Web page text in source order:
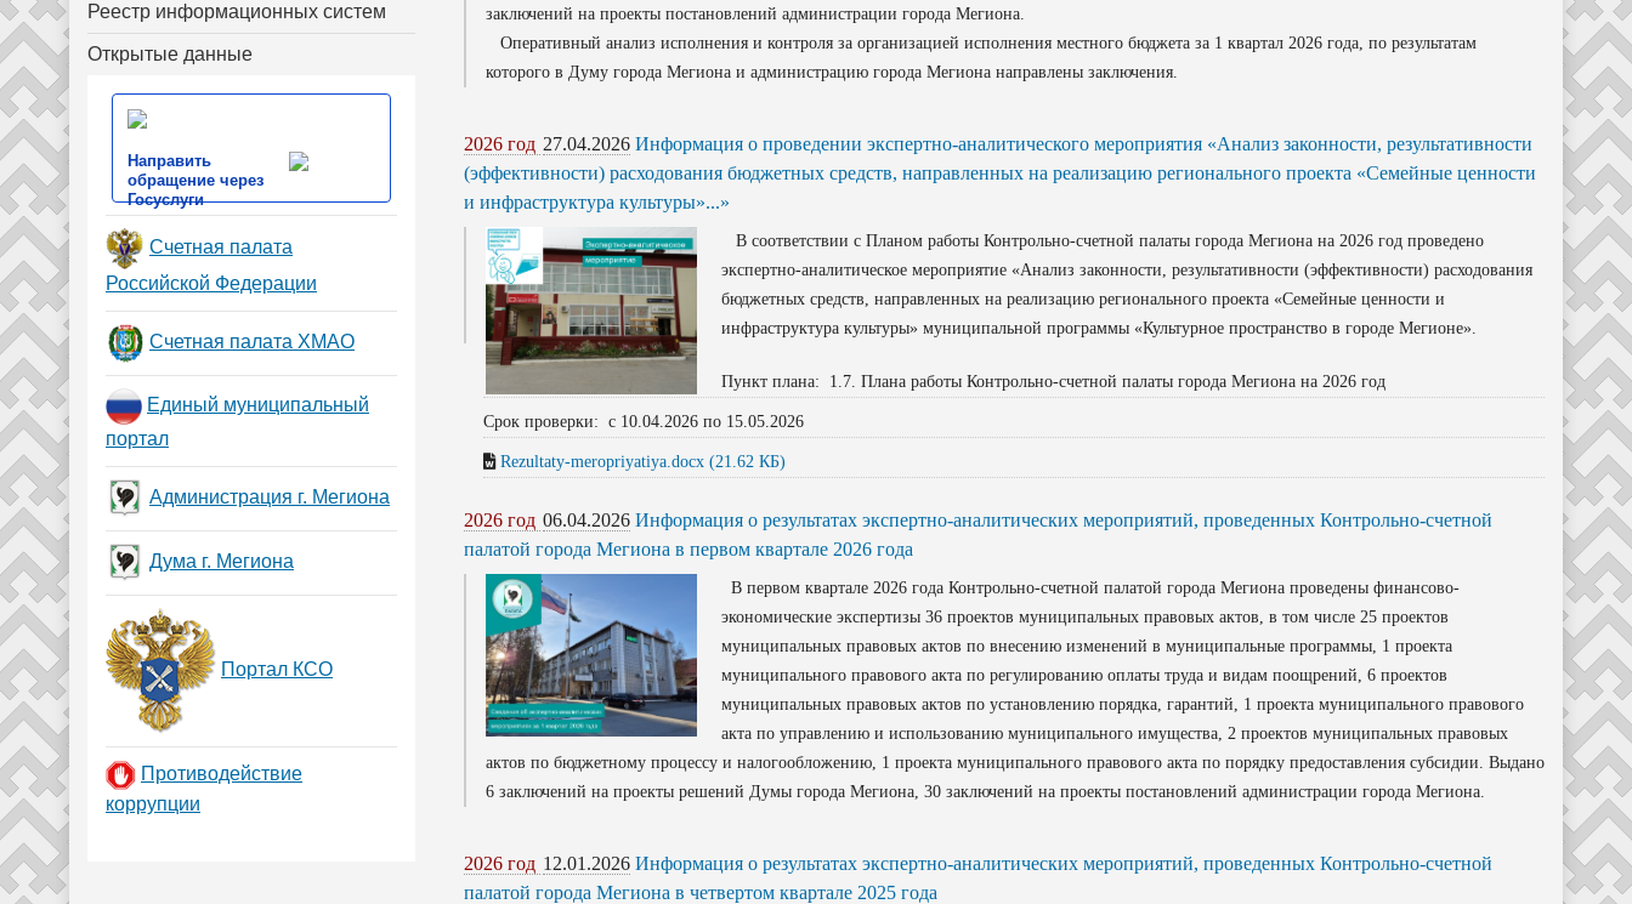
Реестр информационных систем
Открытые данные
Направить
обращение через
Госуслуги
Счетная палата
Российской Федерации
Счетная палата ХМАО
Единый муниципальный
портал
Администрация г. Мегиона
Дума г. Мегиона
Портал КСО
Противодействие
коррупции
заключений на проекты постановлений администрации города Мегиона.
Оперативный анализ исполнения и контроля за организацией исполнения местного бюджета за 1 квартал 2026 года, по результатам
которого в Думу города Мегиона и администрацию города Мегиона направлены заключения.
2026 год 27.04.2026 Информация о проведении экспертно-аналитического мероприятия «Анализ законности, результативности
(эффективности) расходования бюджетных средств, направленных на реализацию регионального проекта «Семейные ценности
и инфраструктура культуры»...»
В соответствии с Планом работы Контрольно-счетной палаты города Мегиона на 2026 год проведено
экспертно-аналитическое мероприятие «Анализ законности, результативности (эффективности) расходования
бюджетных средств, направленных на реализацию регионального проекта «Семейные ценности и
инфраструктура культуры» муниципальной программы «Культурное пространство в городе Мегионе».
Пункт плана: 1.7. Плана работы Контрольно-счетной палаты города Мегиона на 2026 год
Срок проверки: с 10.04.2026 по 15.05.2026
Rezultaty-meropriyatiya.docx (21.62 КБ)
2026 год 06.04.2026 Информация о результатах экспертно-аналитических мероприятий, проведенных Контрольно-счетной
палатой города Мегиона в первом квартале 2026 года
В первом квартале 2026 года Контрольно-счетной палатой города Мегиона проведены финансово-
экономические экспертизы 36 проектов муниципальных правовых актов, в том числе 25 проектов
муниципальных правовых актов по внесению изменений в муниципальные программы, 1 проекта
муниципального правового акта по регулированию оплаты труда и видам поощрений, 6 проектов
муниципальных правовых актов по установлению порядка, гарантий, 1 проекта муниципального правового
акта по управлению и использованию муниципального имущества, 2 проектов муниципальных правовых
актов по бюджетному процессу и налогообложению, 1 проекта муниципального правового акта по порядку предоставления субсидии. Выдано
6 заключений на проекты решений Думы города Мегиона, 30 заключений на проекты постановлений администрации города Мегиона.
2026 год 12.01.2026 Информация о результатах экспертно-аналитических мероприятий, проведенных Контрольно-счетной
палатой города Мегиона в четвертом квартале 2025 года